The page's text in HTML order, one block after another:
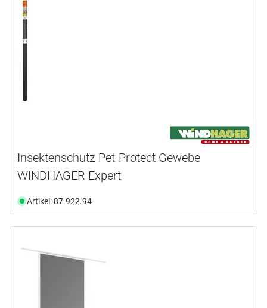
Insektenschutz Pet-Protect Gewebe
WINDHAGER Expert
Artikel: 87.922.94